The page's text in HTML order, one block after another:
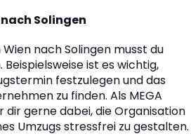
Solingen
nach Solingen musst du
ist es wichtig,
festzulegen und das
zu finden. Als MEGA
dir gerne dabei, die Organisation
Umzugs stressfrei zu gestalten.